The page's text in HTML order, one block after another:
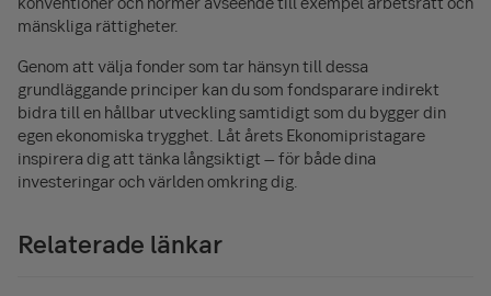
mänskliga rättigheter.
Genom att välja fonder som tar hänsyn till dessa
grundläggande principer kan du som fondsparare indirekt
bidra till en hållbar utveckling samtidigt som du bygger din
egen ekonomiska trygghet. Låt årets Ekonomipristagare
inspirera dig att tänka långsiktigt – för både dina
investeringar och världen omkring dig.
Relaterade länkar